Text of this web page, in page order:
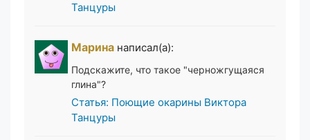
Танцуры
Марина написал(а):
Подскажите, что такое "черножгущаяся
глина"?
Статья: Поющие окарины Виктора
Танцуры